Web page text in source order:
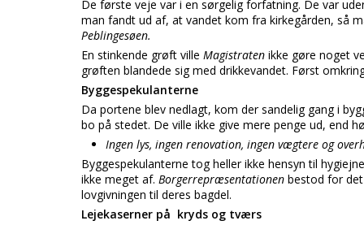
De første veje var i en sørgelig forfatning. De var
man fandt ud af, at vandet kom fra kirkegården, så
Peblingesøen.
En stinkende grøft ville Magistraten ikke gøre noget
grøften blandede sig med drikkevandet. Først
Byggespekulanterne
Da portene blev nedlagt, kom der sandelig gang i
bo på stedet. De ville ikke give mere penge ud, end
Ingen lys, ingen renovation, ingen vægtere og
Byggespekulanterne tog heller ikke hensyn til
ikke meget af. Borgerrepræsentationen bestod for
lovgivningen til deres bagdel.
Lejekaserner på kryds og tværs